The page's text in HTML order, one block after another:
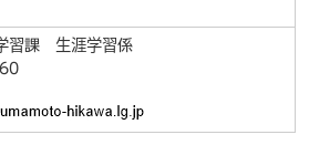
習課 生涯学習係